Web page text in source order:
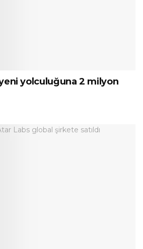
yolculuğuna 2 milyon